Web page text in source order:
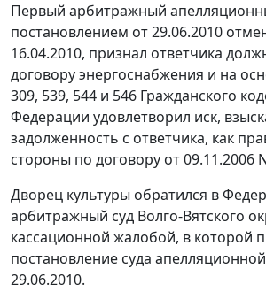
Первый арбитражный
постановлением от 29.06.2010
16.04.2010, признал ответчика
договору энергоснабжения и на
309, 539, 544 и 546 Гражданского
Федерации удовлетворил иск,
задолженность с ответчика, как
стороны по договору от 09.11.2006
Дворец культуры обратился в
арбитражный суд Волго-Вятского
кассационной жалобой, в которой
постановление суда
29.06.2010.